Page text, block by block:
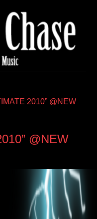
2010” @NEW
@NEW